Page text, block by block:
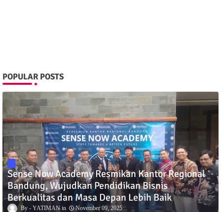
POPULAR POSTS
Sense Now Academy Resmikan Kantor Regional
Bandung, Wujudkan Pendidikan Bisnis
Berkualitas dan Masa Depan Lebih Baik
YATIMAN November 09, 2025